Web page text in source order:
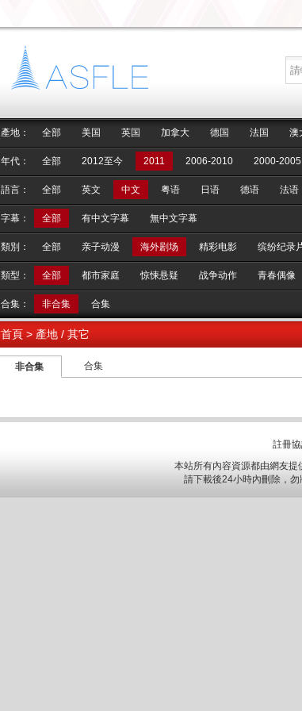
產地： 全部 美国 英国 加拿大 德国 法国 澳
年代： 全部 2012至今 2011 2006-2010 2000-2005
語言： 全部 英文 中文 粤语 日语 德语 法语
字幕： 全部 有中文字幕 無中文字幕
類別： 全部 亲子动漫 海外剧场 精彩电影 缤纷纪录
類型： 全部 都市家庭 惊悚悬疑 战争动作 青春偶像
合集： 非合集 合集
首頁 > 產地 / 其它
非合集 合集
註冊
本站所有內容資源都由網友
請下載後24小時內刪除，勿